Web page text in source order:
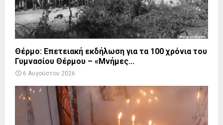
Θέρμο: Επετειακή εκδήλωση για τα 100 χρόνια του
Γυμνασίου Θέρμου – «Μνήμες...
6 Αυγούστου 2026